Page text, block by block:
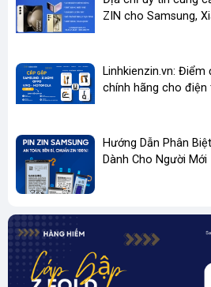
Chân sạc Samsung
Micro USB
Micro
Type-C
Type-C
Chân sạc Z Fold / Z
👉Liên hệ hotline / Zalohoặc đặt
linhkienzin.vn
Mua Chân Sạc Samsung Chính
Linhkienzin.vn– Chuyên cung cấp
lượng cao, đảm bảo:
ZIN cho Samsung,
Linhkienzin.vn:
chính hãng cho điện
Hướng Dẫn Phân
Dành Cho Người Mới